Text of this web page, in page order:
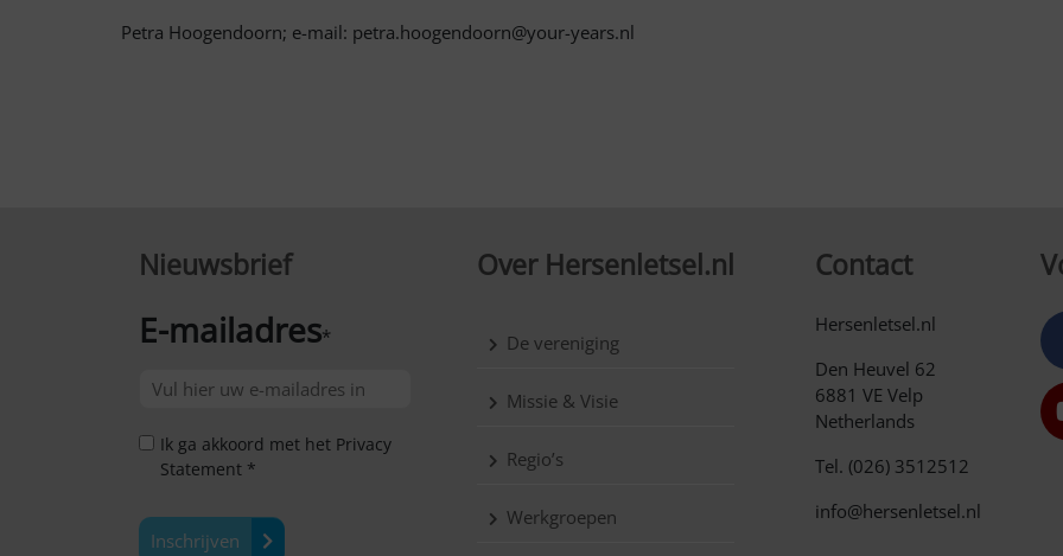
Petra Hoogendoorn; e-mail: petra.hoogendoorn@your-years.nl
Nieuwsbrief
E-mailadres*
Ik ga akkoord met het Privacy
Statement *
Inschrijven
Over Hersenletsel.nl
De vereniging
Missie & Visie
Regio’s
Werkgroepen
Contact
Hersenletsel.nl
Den Heuvel 62
6881 VE Velp
Netherlands
Tel. (026) 3512512
info@hersenletsel.nl